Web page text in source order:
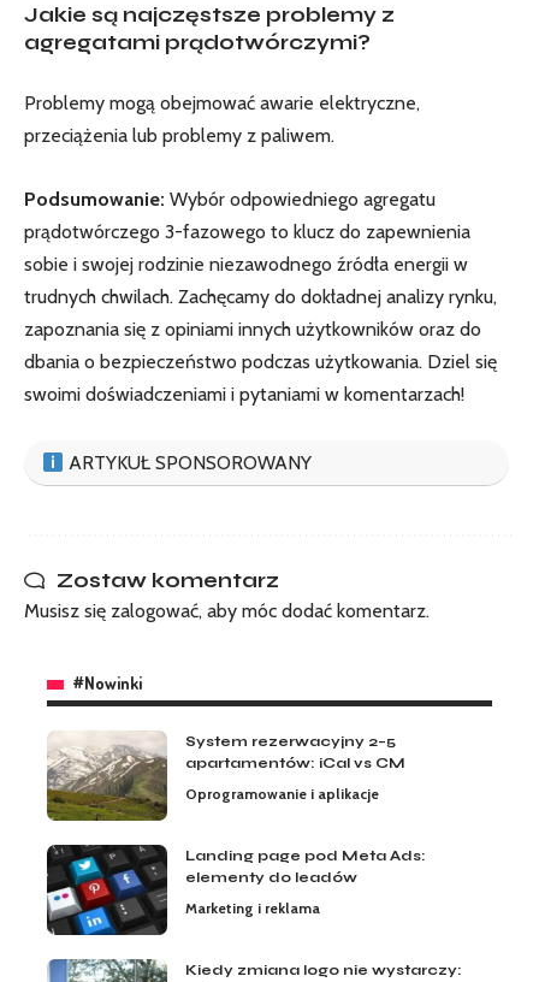
Jakie są najczęstsze problemy z
agregatami prądotwórczymi?
Problemy mogą obejmować awarie elektryczne,
przeciążenia lub problemy z paliwem.
Podsumowanie: Wybór odpowiedniego agregatu
prądotwórczego 3-fazowego to klucz do zapewnienia
sobie i swojej rodzinie niezawodnego źródła energii w
trudnych chwilach. Zachęcamy do dokładnej analizy rynku,
zapoznania się z opiniami innych użytkowników oraz do
dbania o bezpieczeństwo podczas użytkowania. Dziel się
swoimi doświadczeniami i pytaniami w komentarzach!
ARTYKUŁ SPONSOROWANY
Zostaw komentarz
Musisz się zalogować, aby móc dodać komentarz.
#Nowinki
System rezerwacyjny 2–5
apartamentów: iCal vs CM
Oprogramowanie i aplikacje
Landing page pod Meta Ads:
elementy do leadów
Marketing i reklama
Kiedy zmiana logo nie wystarczy: